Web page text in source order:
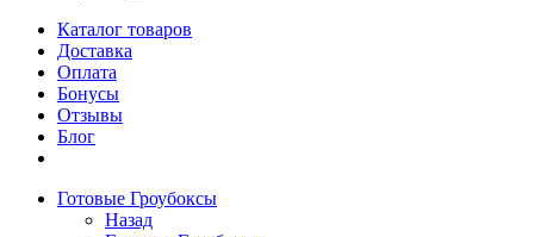
Каталог товаров
Доставка
Оплата
Бонусы
Отзывы
Блог
Готовые Гроубоксы
Назад